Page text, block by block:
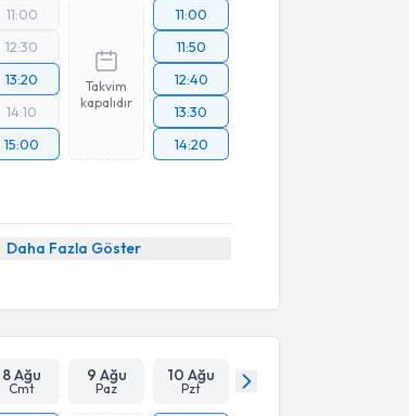
11:00
12:30
13:20
14:10
15:00
Takvim
kapalıdır
11:00
11:50
12:40
13:30
14:20
Daha Fazla Göster
8 Ağu
Cmt
9 Ağu
Paz
10 Ağu
Pzt